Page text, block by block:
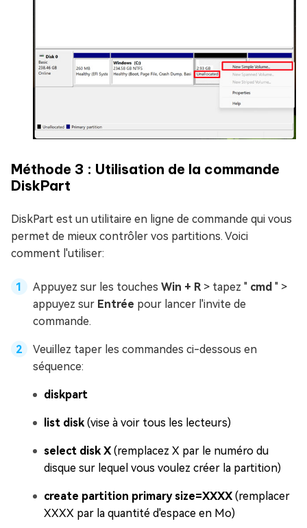
Méthode 3 : Utilisation de la commande
DiskPart
DiskPart est un utilitaire en ligne de commande qui vous
permet de mieux contrôler vos partitions. Voici
comment l'utiliser:
Appuyez sur les touches Win + R> tapez " cmd " >
appuyez sur Entrée pour lancer l'invite de
commande.
Veuillez taper les commandes ci-dessous en
séquence:
diskpart
list disk(vise à voir tous les lecteurs)
select disk X (remplacez X par le numéro du
disque sur lequel vous voulez créer la partition)
create partition primary size=XXXX (remplacer
XXXX par la quantité d'espace en Mo)